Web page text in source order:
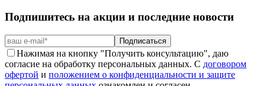
Подпишитесь на акции и последние новости
Подписаться
Нажимая на кнопку "Получить консультацию", даю
согласие на обработку персональных данных. С договором
офертой и положением о конфиденциальности и защите